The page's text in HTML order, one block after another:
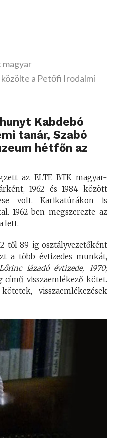
magyar
a Petőfi Irodalmi
Kabdebó
tanár, Szabó
hétfőn az
az ELTE BTK magyar-
1962 és 1984 között
volt. Karikatúrákon is
1962-ben megszerezte az
lett.
től 89-ig osztályvezetőként
a több évtizedes munkát,
lázadó évtizede, 1970;
című visszaemlékező kötet.
visszaemlékezések